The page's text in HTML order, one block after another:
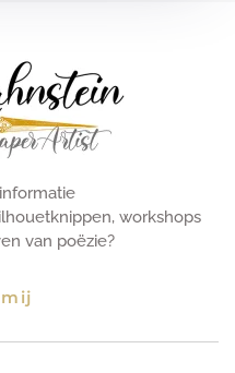
workshops
van poëzie?